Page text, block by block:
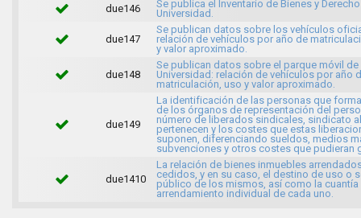
due146
Se publica el Inventario de Bienes y
Universidad.
due147
Se publican datos sobre los vehículos
relación de vehículos por año de
y valor aproximado.
due148
Se publican datos sobre el parque móvil de
Universidad: relación de vehículos por año
matriculación, uso y valor aproximado.
due149
La identificación de las personas que
de los órganos de representación del
número de liberados sindicales, sindicato
pertenecen y los costes que estas
suponen, diferenciando sueldos, medios
subvenciones y otros costes que pudieran
due1410
La relación de bienes inmuebles
cedidos, y en su caso, el destino de uso o
público de los mismos, así como la cuantía
arrendamiento individual de cada uno.